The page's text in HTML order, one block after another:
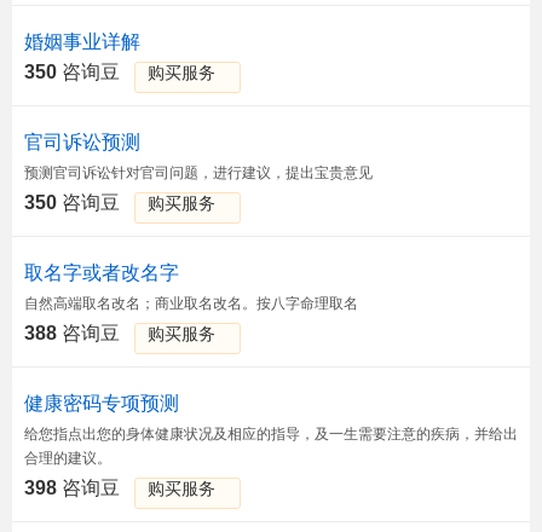
婚姻事业详解
350 咨询豆 购买服务
官司诉讼预测
预测官司诉讼针对官司问题，进行建议，提出宝贵意见
350 咨询豆 购买服务
取名字或者改名字
自然高端取名改名；商业取名改名。按八字命理取名
388 咨询豆 购买服务
健康密码专项预测
给您指点出您的身体健康状况及相应的指导，及一生需要注意的疾病，并给出
合理的建议。
398 咨询豆 购买服务